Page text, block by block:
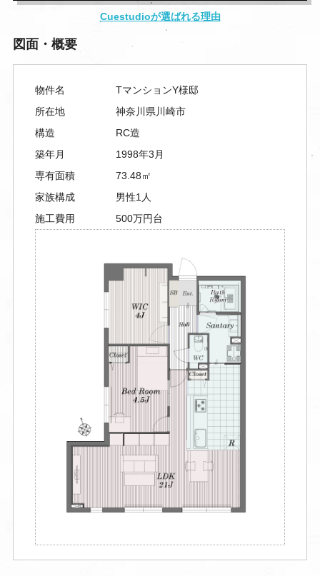
Cuestudioが選ばれる理由
図面・概要
物件名
TマンションY様邸
所在地
神奈川県川崎市
構造
RC造
築年月
1998年3月
専有面積
73.48㎡
家族構成
男性1人
施工費用
500万円台